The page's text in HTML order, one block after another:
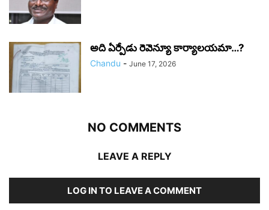
అది ఏర్పేడు రెవెన్యూ కార్యాలయమా…?
Chandu - June 17, 2026
NO COMMENTS
LEAVE A REPLY
LOG IN TO LEAVE A COMMENT